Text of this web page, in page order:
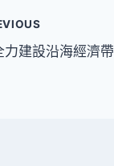
力建設沿海經濟